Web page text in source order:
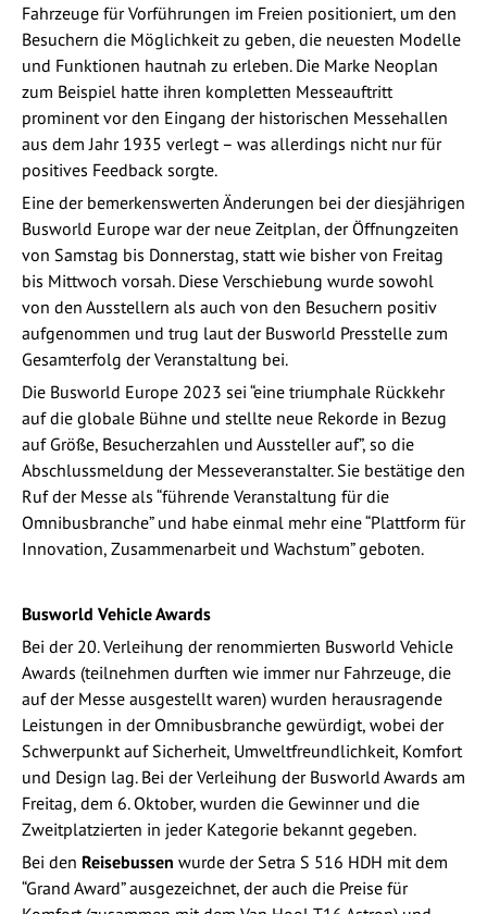
Fahrzeuge für Vorführungen im Freien positioniert, um den
Besuchern die Möglichkeit zu geben, die neuesten Modelle
und Funktionen hautnah zu erleben. Die Marke Neoplan
zum Beispiel hatte ihren kompletten Messeauftritt
prominent vor den Eingang der historischen Messehallen
aus dem Jahr 1935 verlegt ­– was allerdings nicht nur für
positives Feedback sorgte.
Eine der bemerkenswerten Änderungen bei der diesjährigen
Busworld Europe war der neue Zeitplan, der Öffnungzeiten
von Samstag bis Donnerstag, statt wie bisher von Freitag
bis Mittwoch vorsah. Diese Verschiebung wurde sowohl
von den Ausstellern als auch von den Besuchern positiv
aufgenommen und trug laut der Busworld Presstelle zum
Gesamterfolg der Veranstaltung bei.
Die Busworld Europe 2023 sei “eine triumphale Rückkehr
auf die globale Bühne und stellte neue Rekorde in Bezug
auf Größe, Besucherzahlen und Aussteller auf”, so die
Abschlussmeldung der Messeveranstalter. Sie bestätige den
Ruf der Messe als “führende Veranstaltung für die
Omnibusbranche” und habe einmal mehr eine “Plattform für
Innovation, Zusammenarbeit und Wachstum” geboten.
Busworld Vehicle Awards
Bei der 20. Verleihung der renommierten Busworld Vehicle
Awards (teilnehmen durften wie immer nur Fahrzeuge, die
auf der Messe ausgestellt waren) wurden herausragende
Leistungen in der Omnibusbranche gewürdigt, wobei der
Schwerpunkt auf Sicherheit, Umweltfreundlichkeit, Komfort
und Design lag. Bei der Verleihung der Busworld Awards am
Freitag, dem 6. Oktober, wurden die Gewinner und die
Zweitplatzierten in jeder Kategorie bekannt gegeben.
Bei den Reisebussen wurde der Setra S 516 HDH mit dem
“Grand Award” ausgezeichnet, der auch die Preise für